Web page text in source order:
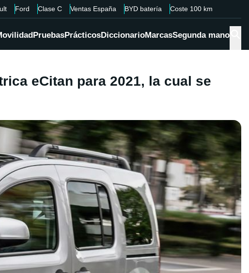
Ford Clase C Ventas España BYD batería Coste 100 km
PruebasPrácticosDiccionarioMarcasSegunda mano
eCitan para 2021, la cual se